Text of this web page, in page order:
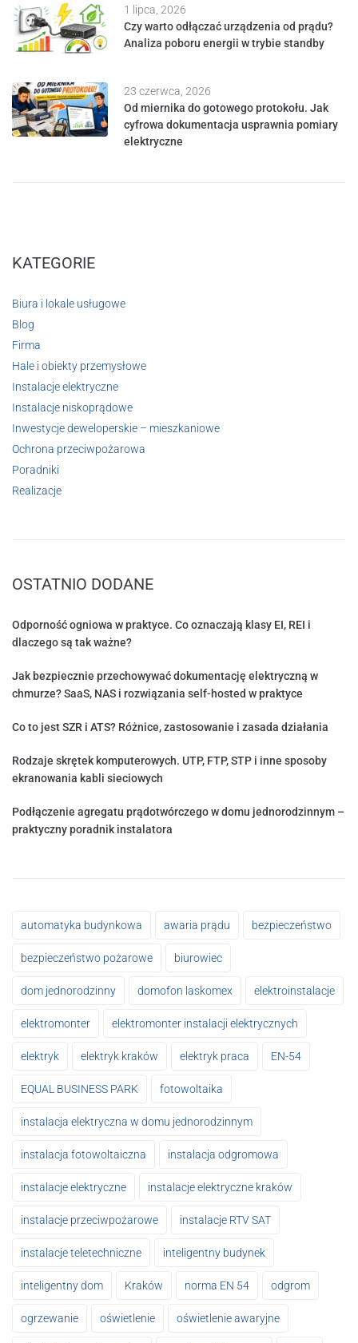
1 lipca, 2026
Czy warto odłączać urządzenia od prądu?
Analiza poboru energii w trybie standby
23 czerwca, 2026
Od miernika do gotowego protokołu. Jak
cyfrowa dokumentacja usprawnia pomiary
elektryczne
KATEGORIE
Biura i lokale usługowe
Blog
Firma
Hale i obiekty przemysłowe
Instalacje elektryczne
Instalacje niskoprądowe
Inwestycje deweloperskie – mieszkaniowe
Ochrona przeciwpożarowa
Poradniki
Realizacje
OSTATNIO DODANE
Odporność ogniowa w praktyce. Co oznaczają klasy EI, REI i
dlaczego są tak ważne?
Jak bezpiecznie przechowywać dokumentację elektryczną w
chmurze? SaaS, NAS i rozwiązania self-hosted w praktyce
Co to jest SZR i ATS? Różnice, zastosowanie i zasada działania
Rodzaje skrętek komputerowych. UTP, FTP, STP i inne sposoby
ekranowania kabli sieciowych
Podłączenie agregatu prądotwórczego w domu jednorodzinnym –
praktyczny poradnik instalatora
automatyka budynkowa awaria prądu bezpieczeństwo
bezpieczeństwo pożarowe biurowiec
dom jednorodzinny domofon laskomex elektroinstalacje
elektromonter elektromonter instalacji elektrycznych
elektryk elektryk kraków elektryk praca EN-54
EQUAL BUSINESS PARK fotowoltaika
instalacja elektryczna w domu jednorodzinnym
instalacja fotowoltaiczna instalacja odgromowa
instalacje elektryczne instalacje elektryczne kraków
instalacje przeciwpożarowe instalacje RTV SAT
instalacje teletechniczne inteligentny budynek
inteligentny dom Kraków norma EN 54 odgrom
ogrzewanie oświetlenie oświetlenie awaryjne